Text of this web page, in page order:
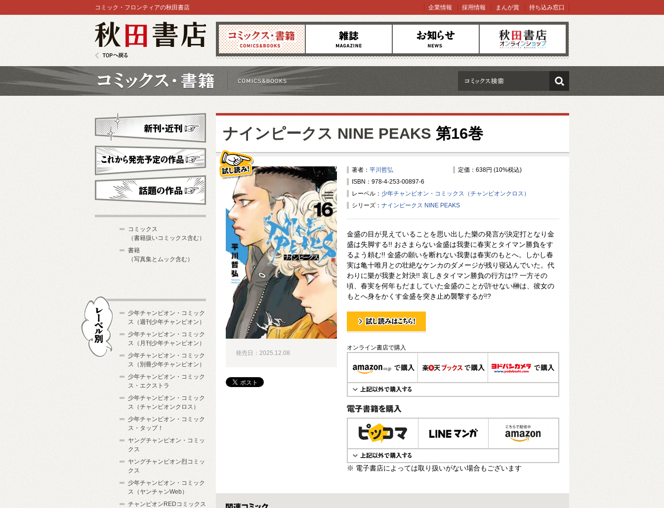
コミックス 雑誌 お知らせ オンラインショップ
コミック・フロンティアの秋田書店 企業情報 採用情報 まんが賞 持ち込み窓口
検索
ナインピークス NINE PEAKS 第16巻
著者： 平川哲弘
定価：638円 (10%税込)
ISBN：978-4-253-00897-6
レーベル： 少年チャンピオン・コミックス（チャンピオンクロス）
シリーズ： ナインピークス NINE PEAKS
金盛の目が見えていることを思い出した樂の発言が決定打となり金
盛は失脚する!! おさまらない金盛は我妻に春実とタイマン勝負をす
るよう頼む!! 金盛の願いを断れない我妻は春実のもとへ。しかし春
実は亀十唯月との壮絶なケンカのダメージが残り寝込んでいた。代
わりに樂が我妻と対決!! 哀しきタイマン勝負の行方は!? 一方その
頃、春実を何年もだましていた金盛のことが許せない榊は、彼女の
もとへ身をかくす金盛を突き止め襲撃するが!?
試し読み！
オンライン書店で購入
電子書籍で購入
※ 電子書店によっては取り扱いがない場合もございます
発売日：2025.12.08
新刊・近刊
これから発売予定
コミックス
（書籍扱いコミックス含む）
書籍
（写真集とムック含む）
少年チャンピオン・コミック
ス（週刊少年チャンピオン）
少年チャンピオン・コミック
ス（月刊少年チャンピオン）
少年チャンピオン・コミック
ス（別冊少年チャンピオン）
少年チャンピオン・コミック
ス・エクストラ
少年チャンピオン・コミック
ス（チャンピオンクロス）
少年チャンピオン・コミック
ス・タップ！
ヤングチャンピオン・コミッ
クス
ヤングチャンピオン烈コミッ
クス
少年チャンピオン・コミック
ス（ヤンチャンWeb）
チャンピオンREDコミックス